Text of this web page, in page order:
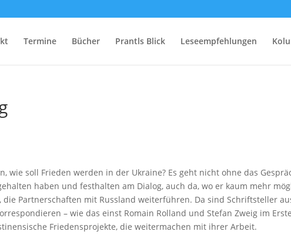
Termine Bücher Prantls Blick Leseempfehlungen
wie soll Frieden werden in der Ukraine? Es geht nicht ohne das
haben und festhalten am Dialog, auch da, wo er kaum mehr
Partnerschaften mit Russland weiterführen. Da sind Schriftsteller
– wie das einst Romain Rolland und Stefan Zweig im
Friedensprojekte, die weitermachen mit ihrer Arbeit.